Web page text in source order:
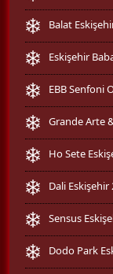
Balat
Eskişehir
EBB Senfoni
Grande Arte
Ho Sete
Dali Eskişehir
Sensus
Dodo Park